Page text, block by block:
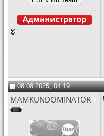
08.08.2025, 04:19
MAMKUNDOMINATOR